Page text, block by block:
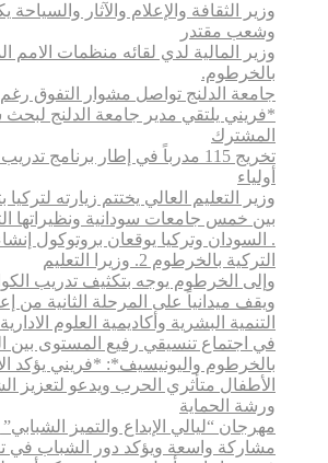
وزير الثقافة والإعلام والآثار
وشعب مقتدر
وزير المالية لدي لقائه منظمات الامم
بالخرطوم.
جامعة الدلنج تواصل مشوار التفوق
*فريني يلتقي مدير جامعة الدلنج لبحث
المشترك
تخريج 115 مدرباً في إطار برنامج
أولياء
وزير التعليم العالي يختتم زيارته لتركيا
بين خمس جامعات سودانية ونظيراتها
. السودان وتركيا يوقعان بروتوكول
التركية بالخرطوم 2. وزيرا التعليم
وإلى الخرطوم يوجه بتكثيف تدريب
ويقف ميدانياً على المرحلة الثانية من
التنمية البشرية وأكاديمية العلوم
في اجتماع تنسيقي رفيع المستوى بين
بالخرطوم واليونيسيف*: *​فريني يؤكد
الأطفال متأثري الحرب ويدعو لتعزيز
ورشة الحماية
مهرجان “ليالي الإبداع والتميز
مشاركة واسعة ويؤكد دور الشباب في